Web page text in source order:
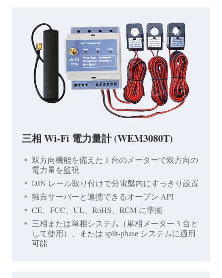
三相 Wi-Fi 電力量計 (WEM3080T)
双方向機能を備えた 1 台のメーターで双方向の
電力量を監視
DIN レール取り付けで分電盤内にすっきり設置
独自サーバーと連携できるオープン API
CE、FCC、UL、RoHS、RCM に準拠
三相または単相システム（単相メーター 3 台と
して使用）、または split-phase システムに適用
可能